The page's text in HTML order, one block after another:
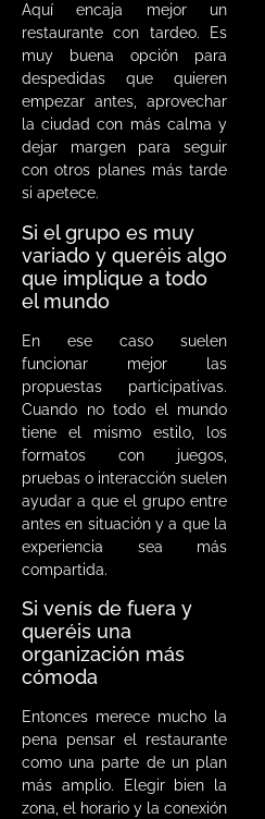
Aquí encaja mejor un
restaurante con tardeo. Es
muy buena opción para
despedidas que quieren
empezar antes, aprovechar
la ciudad con más calma y
dejar margen para seguir
con otros planes más tarde
si apetece.
Si el grupo es muy
variado y queréis algo
que implique a todo
el mundo
En ese caso suelen
funcionar mejor las
propuestas participativas.
Cuando no todo el mundo
tiene el mismo estilo, los
formatos con juegos,
pruebas o interacción suelen
ayudar a que el grupo entre
antes en situación y a que la
experiencia sea más
compartida.
Si venís de fuera y
queréis una
organización más
cómoda
Entonces merece mucho la
pena pensar el restaurante
como una parte de un plan
más amplio. Elegir bien la
zona, el horario y la conexión